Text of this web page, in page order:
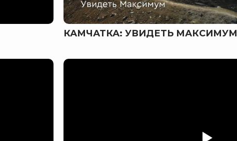
КАМЧАТКА: УВИДЕТЬ МАКСИМУМ